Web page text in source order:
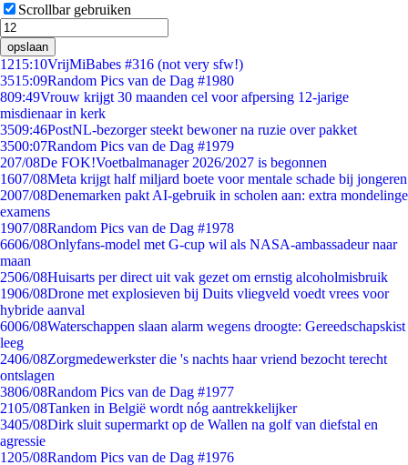
Scrollbar gebruiken
opslaan
1215:10VrijMiBabes #316 (not very sfw!)
3515:09Random Pics van de Dag #1980
809:49Vrouw krijgt 30 maanden cel voor afpersing 12-jarige
misdienaar in kerk
3509:46PostNL-bezorger steekt bewoner na ruzie over pakket
3500:07Random Pics van de Dag #1979
207/08De FOK!Voetbalmanager 2026/2027 is begonnen
1607/08Meta krijgt half miljard boete voor mentale schade bij jongeren
2007/08Denemarken pakt AI-gebruik in scholen aan: extra mondelinge
examens
1907/08Random Pics van de Dag #1978
6606/08Onlyfans-model met G-cup wil als NASA-ambassadeur naar
maan
2506/08Huisarts per direct uit vak gezet om ernstig alcoholmisbruik
1906/08Drone met explosieven bij Duits vliegveld voedt vrees voor
hybride aanval
6006/08Waterschappen slaan alarm wegens droogte: Gereedschapskist
leeg
2406/08Zorgmedewerkster die 's nachts haar vriend bezocht terecht
ontslagen
3806/08Random Pics van de Dag #1977
2105/08Tanken in België wordt nóg aantrekkelijker
3405/08Dirk sluit supermarkt op de Wallen na golf van diefstal en
agressie
1205/08Random Pics van de Dag #1976